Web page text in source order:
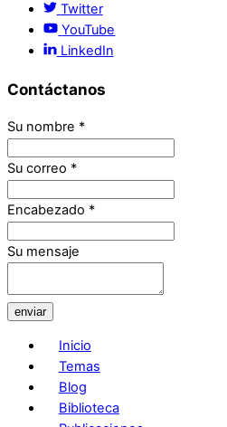
Twitter
YouTube
LinkedIn
Contáctanos
Su nombre *
Su correo *
Encabezado *
Su mensaje
enviar
Inicio
Temas
Blog
Biblioteca